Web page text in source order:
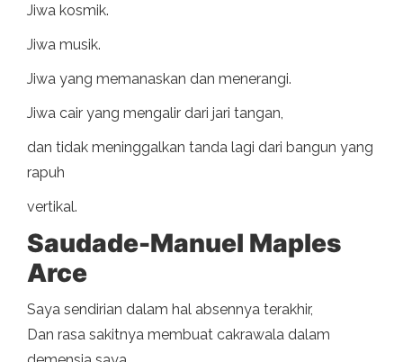
Jiwa kosmik.
Jiwa musik.
Jiwa yang memanaskan dan menerangi.
Jiwa cair yang mengalir dari jari tangan,
dan tidak meninggalkan tanda lagi dari bangun yang
rapuh
vertikal.
Saudade-Manuel Maples
Arce
Saya sendirian dalam hal absennya terakhir,
Dan rasa sakitnya membuat cakrawala dalam